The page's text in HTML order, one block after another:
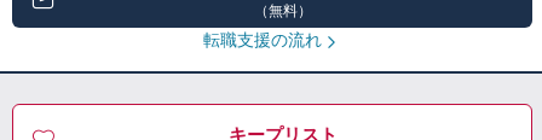
（無料）
転職支援の流れ
キープリスト